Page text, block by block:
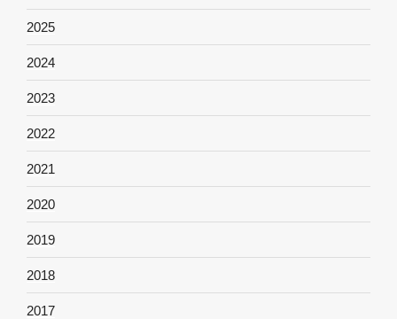
2025
2024
2023
2022
2021
2020
2019
2018
2017